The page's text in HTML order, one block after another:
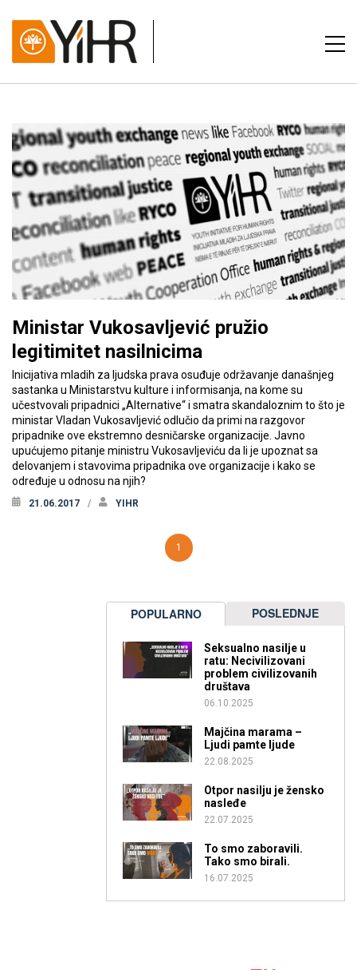
Ministar Vukosavljević pružio
legitimitet nasilnicima
Inicijativa mladih za ljudska prava osuđuje održavanje današnjeg
sastanka u Ministarstvu kulture i informisanja, na kome su
učestvovali pripadnici „Alternative“ i smatra skandaloznim to što je
ministar Vladan Vukosavljević odlučio da primi na razgovor
pripadnike ove ekstremno desničarske organizacije. Javno
upućujemo pitanje ministru Vukosavljeviću da li je upoznat sa
delovanjem i stavovima pripadnika ove organizacije i kako se
određuje u odnosu na njih?
21.06.2017 YIHR
1
POPULARNO POSLEDNJE
Seksualno nasilje u
ratu: Necivilizovani
problem civilizovanih
društava
06.10.2025
Majčina marama –
Ljudi pamte ljude
22.08.2025
Otpor nasilju je žensko
nasleđe
22.07.2025
To smo zaboravili.
Tako smo birali.
16.07.2025